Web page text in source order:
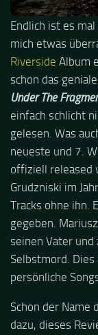
Endlich ist es
mich etwas
Riverside Album
schon das
Under The
einfach schlicht
gelesen. Was
neueste und 7.
offiziell released
Grudzniski im
Tracks ohne ihn.
gegeben.
seinen Vater
Selbstmord.
persönliche
Schon der Name
dazu, dieses